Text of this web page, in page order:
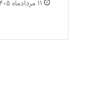
۱۱ مرداد‌ماه ۱۴۰۵